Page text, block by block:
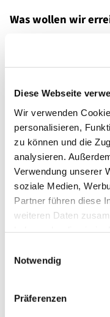
Diese Webseite
Wir verwenden
personalisieren,
zu können und die
analysieren.
Verwendung unserer
soziale Medien,
Partner führen diese
weiteren Daten
Notwendig
Präferenzen
Was wollen wir
Unsere Vision ist klar:
verkürzen, die
vorgenommen:
Neue Strukturen auf
die mehr Flexibilität
werden Gremien
Handlungsfelder
sind und agiler
Projektgruppen statt
setzen wir auf flexible
reagieren.
unserer Kirche.